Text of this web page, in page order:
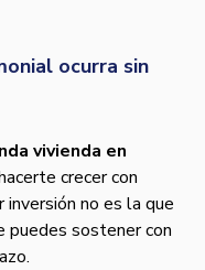
ocurra sin
vivienda en
crecer con
inversión no es la que
puedes sostener con